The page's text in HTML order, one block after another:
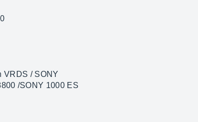
VRDS / SONY
/SONY 1000 ES